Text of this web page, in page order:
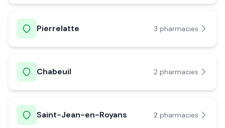
Pierrelatte 3 pharmacies
Chabeuil 2 pharmacies
Saint-Jean-en-Royans 2 pharmacies